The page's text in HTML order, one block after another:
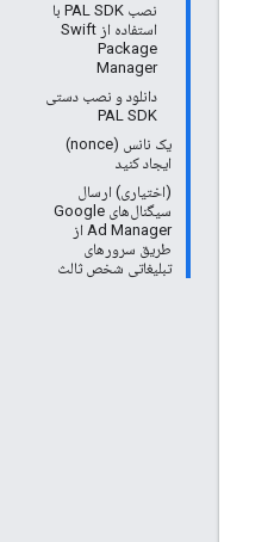
نصب PAL SDK با
استفاده از Swift
Package
Manager
دانلود و نصب دستی
PAL SDK
یک نانس (nonce)
ایجاد کنید
(اختیاری) ارسال
سیگنال‌های Google
Ad Manager از
طریق سرورهای
تبلیغاتی شخص ثالث